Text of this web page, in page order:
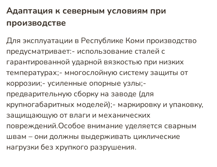
Адаптация к северным условиям при
производстве
Для эксплуатации в Республике Коми производство
предусматривает:- использование сталей с
гарантированной ударной вязкостью при низких
температурах;- многослойную систему защиты от
коррозии;- усиленные опорные узлы;-
предварительную сборку на заводе (для
крупногабаритных моделей);- маркировку и упаковку,
защищающую от влаги и механических
повреждений.Особое внимание уделяется сварным
швам – они должны выдерживать циклические
нагрузки без хрупкого разрушения.